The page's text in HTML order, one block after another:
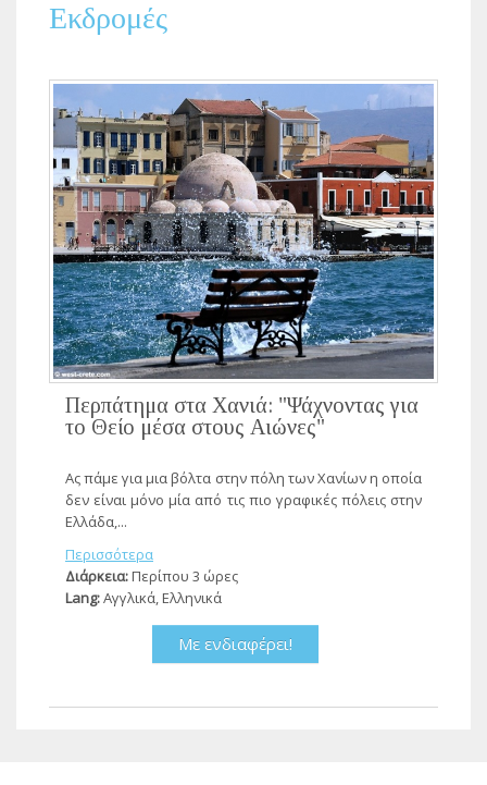
Εκδρομές
Περπάτημα στα Χανιά: "Ψάχνοντας για
το Θείο μέσα στους Αιώνες"
Ας πάμε για μια βόλτα στην πόλη των Χανίων η οποία
δεν είναι μόνο μία από τις πιο γραφικές πόλεις στην
Ελλάδα,...
Περισσότερα
Διάρκεια:Περίπου 3 ώρες
Lang:Αγγλικά, Ελληνικά
Με ενδιαφέρει!